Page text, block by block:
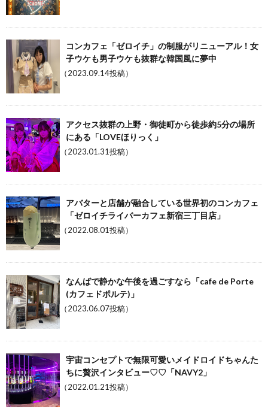
コンカフェ「ゼロイチ」の制服がリニューアル！女
子ウケも男子ウケも抜群な韓国風に夢中
（2023.09.14投稿）
アクセス抜群の上野・御徒町から徒歩約5分の場所
にある「LOVEほりっく」
（2023.01.31投稿）
アバターと店舗が融合している世界初のコンカフェ
「ゼロイチライバーカフェ新宿三丁目店」
（2022.08.01投稿）
なんばで静かな午後を過ごすなら「cafe de Porte
(カフェドポルテ)」
（2023.06.07投稿）
宇宙コンセプトで無限可愛いメイドロイドちゃんた
ちに贅沢インタビュー♡♡「NAVY2」
（2022.01.21投稿）